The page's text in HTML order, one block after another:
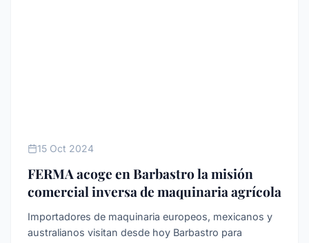
15 Oct 2024
FERMA acoge en Barbastro la misión
comercial inversa de maquinaria agrícola
Importadores de maquinaria europeos, mexicanos y
australianos visitan desde hoy Barbastro para